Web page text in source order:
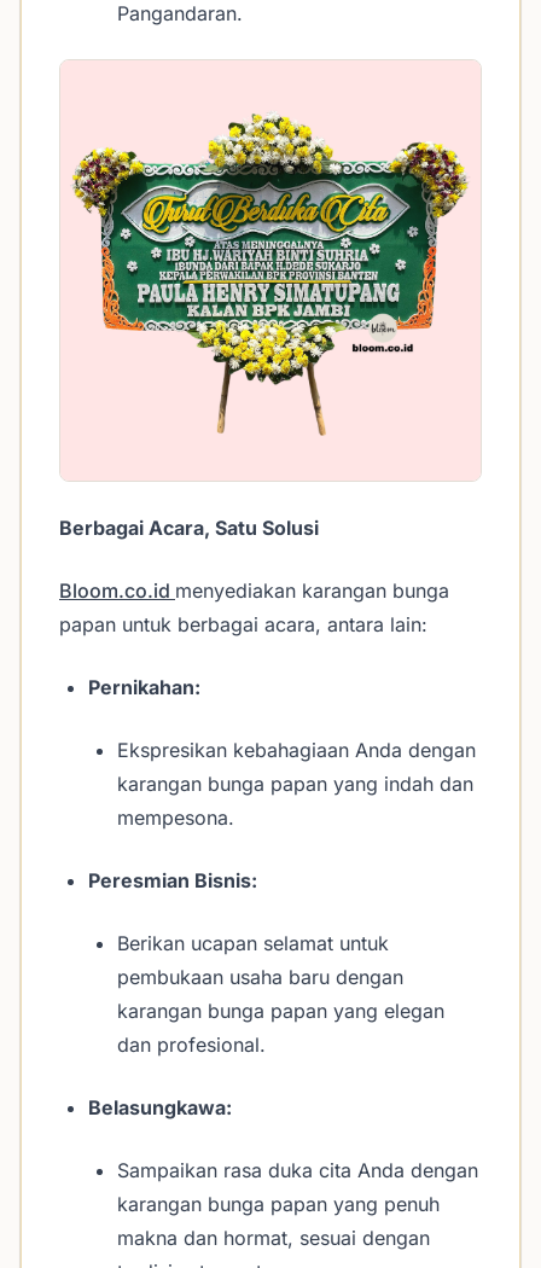
Pangandaran.
Berbagai Acara, Satu Solusi
Bloom.co.id menyediakan karangan bunga
papan untuk berbagai acara, antara lain:
Pernikahan:
Ekspresikan kebahagiaan Anda dengan
karangan bunga papan yang indah dan
mempesona.
Peresmian Bisnis:
Berikan ucapan selamat untuk
pembukaan usaha baru dengan
karangan bunga papan yang elegan
dan profesional.
Belasungkawa:
Sampaikan rasa duka cita Anda dengan
karangan bunga papan yang penuh
makna dan hormat, sesuai dengan